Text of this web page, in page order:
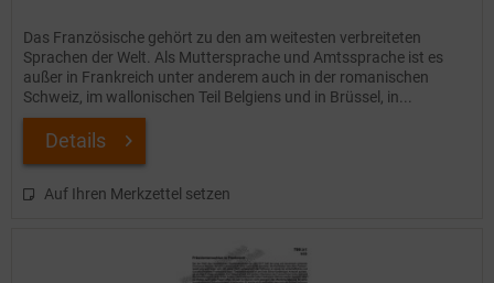
Das Französische gehört zu den am weitesten verbreiteten
Sprachen der Welt. Als Muttersprache und Amtssprache ist es
außer in Frankreich unter anderem auch in der romanischen
Schweiz, im wallonischen Teil Belgiens und in Brüssel, in...
Details
Auf Ihren Merkzettel setzen